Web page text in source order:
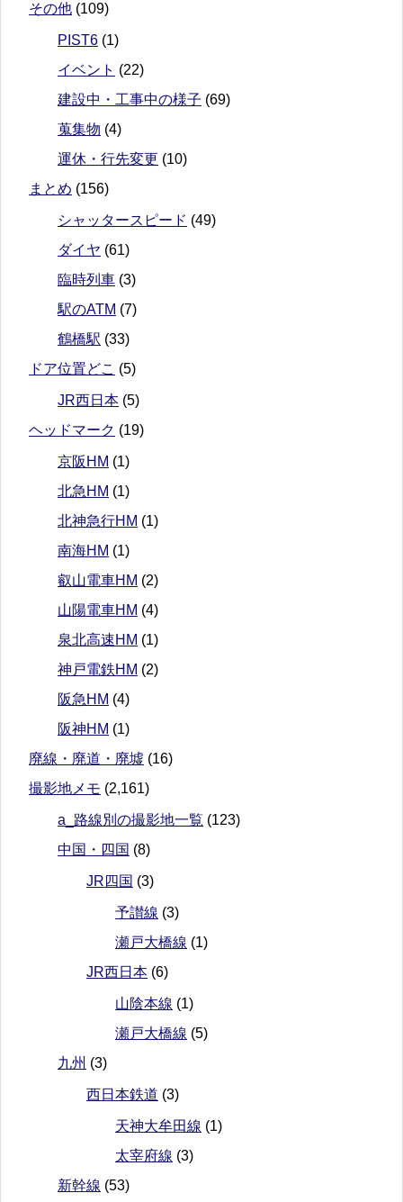
その他 (109)
PIST6 (1)
イベント (22)
建設中・工事中の様子 (69)
蒐集物 (4)
運休・行先変更 (10)
まとめ (156)
シャッタースピード (49)
ダイヤ (61)
臨時列車 (3)
駅のATM (7)
鶴橋駅 (33)
ドア位置どこ (5)
JR西日本 (5)
ヘッドマーク (19)
京阪HM (1)
北急HM (1)
北神急行HM (1)
南海HM (1)
叡山電車HM (2)
山陽電車HM (4)
泉北高速HM (1)
神戸電鉄HM (2)
阪急HM (4)
阪神HM (1)
廃線・廃道・廃墟 (16)
撮影地メモ (2,161)
a_路線別の撮影地一覧 (123)
中国・四国 (8)
JR四国 (3)
予讃線 (3)
瀬戸大橋線 (1)
JR西日本 (6)
山陰本線 (1)
瀬戸大橋線 (5)
九州 (3)
西日本鉄道 (3)
天神大牟田線 (1)
太宰府線 (3)
新幹線 (53)